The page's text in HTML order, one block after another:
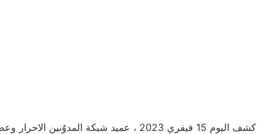
كشف اليوم 15 فيفري 2023 ، عميد شبكة